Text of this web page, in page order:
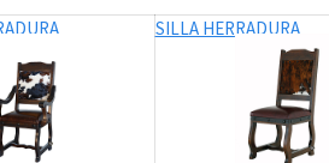
SILLA HERRADURA